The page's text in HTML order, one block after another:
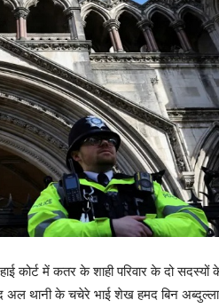
कोर्ट में कतर के शाही परिवार के दो सदस्यों
अल थानी के चचेरे भाई शेख हमद बिन